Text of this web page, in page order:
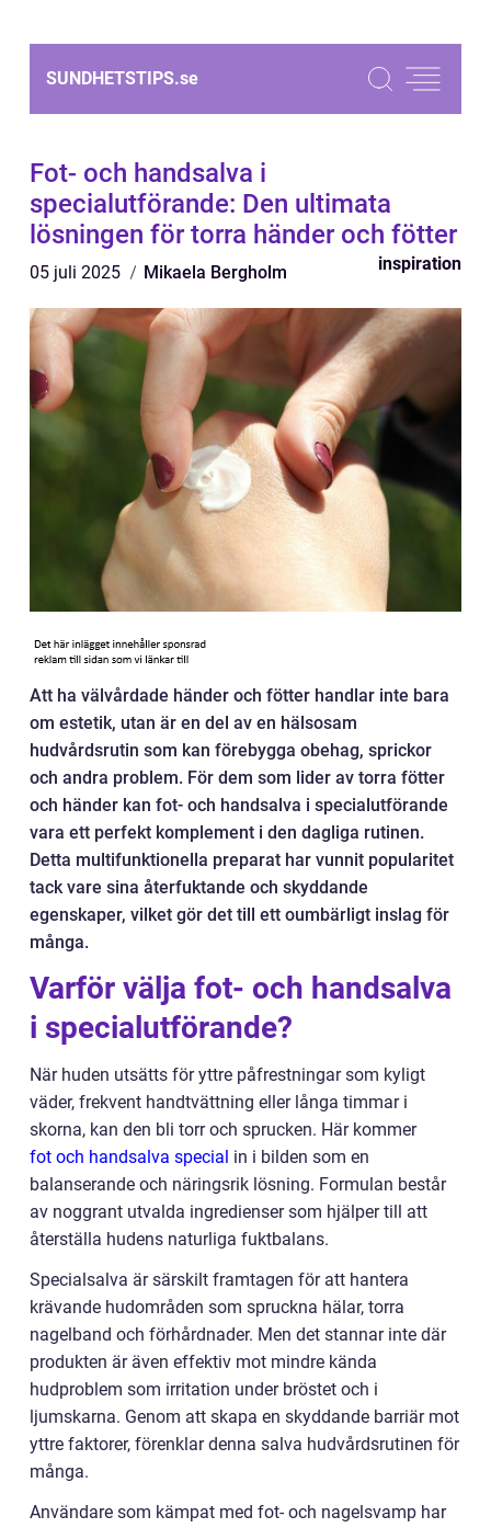
SUNDHETSTIPS.se
Fot- och handsalva i
specialutförande: Den ultimata
lösningen för torra händer och fötter
05 juli 2025 Mikaela Bergholm inspiration
Att ha välvårdade händer och fötter handlar inte bara
om estetik, utan är en del av en hälsosam
hudvårdsrutin som kan förebygga obehag, sprickor
och andra problem. För dem som lider av torra fötter
och händer kan fot- och handsalva i specialutförande
vara ett perfekt komplement i den dagliga rutinen.
Detta multifunktionella preparat har vunnit popularitet
tack vare sina återfuktande och skyddande
egenskaper, vilket gör det till ett oumbärligt inslag för
många.
Varför välja fot- och handsalva
i specialutförande?
När huden utsätts för yttre påfrestningar som kyligt
väder, frekvent handtvättning eller långa timmar i
skorna, kan den bli torr och sprucken. Här kommer
fot och handsalva special in i bilden som en
balanserande och näringsrik lösning. Formulan består
av noggrant utvalda ingredienser som hjälper till att
återställa hudens naturliga fuktbalans.
Specialsalva är särskilt framtagen för att hantera
krävande hudområden som spruckna hälar, torra
nagelband och förhårdnader. Men det stannar inte där
produkten är även effektiv mot mindre kända
hudproblem som irritation under bröstet och i
ljumskarna. Genom att skapa en skyddande barriär mot
yttre faktorer, förenklar denna salva hudvårdsrutinen för
många.
Användare som kämpat med fot- och nagelsvamp har